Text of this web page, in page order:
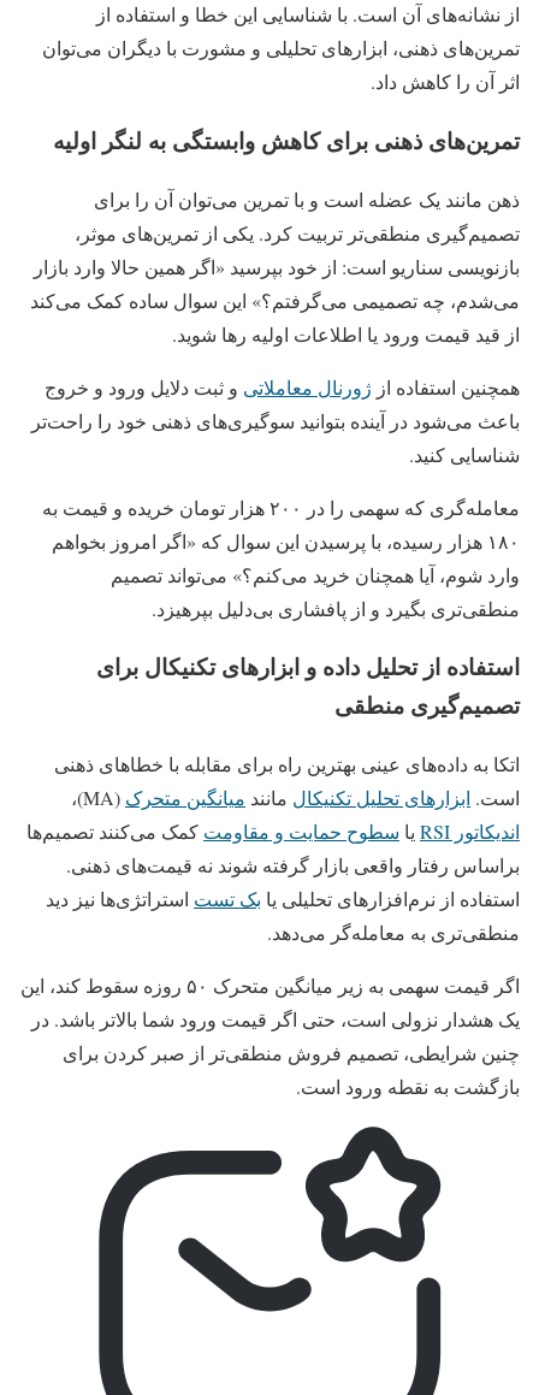
از نشانه‌های آن است. با شناسایی این خطا و استفاده از
تمرین‌های ذهنی، ابزارهای تحلیلی و مشورت با دیگران می‌توان
اثر آن را کاهش داد.
تمرین‌های ذهنی برای کاهش وابستگی به لنگر اولیه
ذهن مانند یک عضله است و با تمرین می‌توان آن را برای
تصمیم‌گیری منطقی‌تر تربیت کرد. یکی از تمرین‌های موثر،
بازنویسی سناریو است: از خود بپرسید «اگر همین حالا وارد بازار
می‌شدم، چه تصمیمی می‌گرفتم؟» این سوال ساده کمک می‌کند
از قید قیمت ورود یا اطلاعات اولیه رها شوید.
همچنین استفاده از ژورنال معاملاتی و ثبت دلایل ورود و خروج
باعث می‌شود در آینده بتوانید سوگیری‌های ذهنی خود را راحت‌تر
شناسایی کنید.
معامله‌گری که سهمی را در ۲۰۰ هزار تومان خریده و قیمت به
۱۸۰ هزار رسیده، با پرسیدن این سوال که «اگر امروز بخواهم
وارد شوم، آیا همچنان خرید می‌کنم؟» می‌تواند تصمیم
منطقی‌تری بگیرد و از پافشاری بی‌دلیل بپرهیزد.
استفاده از تحلیل داده و ابزارهای تکنیکال برای
تصمیم‌گیری منطقی
اتکا به داده‌های عینی بهترین راه برای مقابله با خطاهای ذهنی
است. ابزارهای تحلیل تکنیکال مانند میانگین متحرک (MA)،
اندیکاتور RSI
یا سطوح حمایت و مقاومت کمک می‌کنند تصمیم‌ها
براساس رفتار واقعی بازار گرفته شوند نه قیمت‌های ذهنی.
استفاده از نرم‌افزارهای تحلیلی یا بک تست استراتژی‌ها نیز دید
منطقی‌تری به معامله‌گر می‌دهد.
اگر قیمت سهمی به زیر میانگین متحرک ۵۰ روزه سقوط کند، این
یک هشدار نزولی است، حتی اگر قیمت ورود شما بالاتر باشد. در
چنین شرایطی، تصمیم فروش منطقی‌تر از صبر کردن برای
بازگشت به نقطه ورود است.